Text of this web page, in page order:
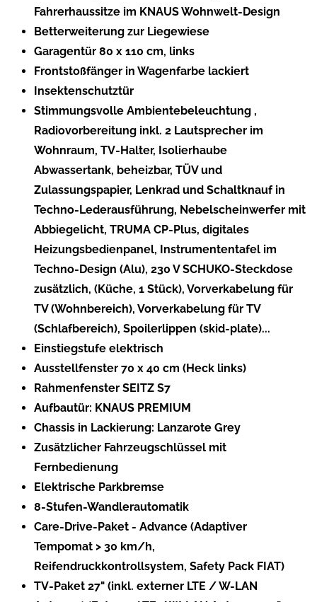
Fahrerhaussitze im KNAUS Wohnwelt-Design
Betterweiterung zur Liegewiese
Garagentür 80 x 110 cm, links
Frontstoßfänger in Wagenfarbe lackiert
Insektenschutztür
Stimmungsvolle Ambientebeleuchtung ,
Radiovorbereitung inkl. 2 Lautsprecher im
Wohnraum, TV-Halter, Isolierhaube
Abwassertank, beheizbar, TÜV und
Zulassungspapier, Lenkrad und Schaltknauf in
Techno-Lederausführung, Nebelscheinwerfer mit
Abbiegelicht, TRUMA CP-Plus, digitales
Heizungsbedienpanel, Instrumententafel im
Techno-Design (Alu), 230 V SCHUKO-Steckdose
zusätzlich, (Küche, 1 Stück), Vorverkabelung für
TV (Wohnbereich), Vorverkabelung für TV
(Schlafbereich), Spoilerlippen (skid-plate)...
Einstiegstufe elektrisch
Ausstellfenster 70 x 40 cm (Heck links)
Rahmenfenster SEITZ S7
Aufbautür: KNAUS PREMIUM
Chassis in Lackierung: Lanzarote Grey
Zusätzlicher Fahrzeugschlüssel mit
Fernbedienung
Elektrische Parkbremse
8-Stufen-Wandlerautomatik
Care-Drive-Paket - Advance (Adaptiver
Tempomat > 30 km/h,
Reifendruckkontrollsystem, Safety Pack FIAT)
TV-Paket 27" (inkl. externer LTE / W-LAN